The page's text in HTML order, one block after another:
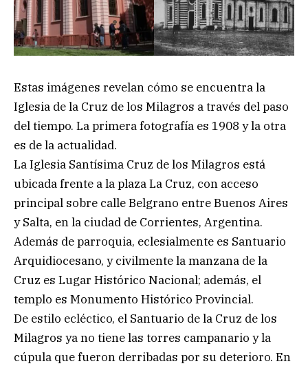
Estas imágenes revelan cómo se encuentra la
Iglesia de la Cruz de los Milagros a través del paso
del tiempo. La primera fotografía es 1908 y la otra
es de la actualidad.
La Iglesia Santísima Cruz de los Milagros está
ubicada frente a la plaza La Cruz, con acceso
principal sobre calle Belgrano entre Buenos Aires
y Salta, en la ciudad de Corrientes, Argentina.
Además de parroquia, eclesialmente es Santuario
Arquidiocesano, y civilmente la manzana de la
Cruz es Lugar Histórico Nacional; además, el
templo es Monumento Histórico Provincial.
De estilo ecléctico, el Santuario de la Cruz de los
Milagros ya no tiene las torres campanario y la
cúpula que fueron derribadas por su deterioro. En